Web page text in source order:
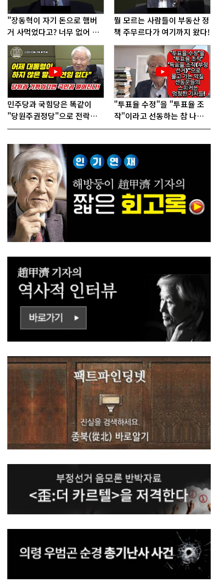
"장동혁이 자기 돈으로 햄버
거 사먹었다고? 너무 없어 보
인다"
뭘 모르는 사람들이 부동산 정
책 주무르다가 여기까지 왔다!
민주당과 국힘당은 똑같이
"당원주권정당"으로 전락했
다!
"투표율 수정"을 "투표율 조
작"이라고 선동하는 참 나쁜
사람들!